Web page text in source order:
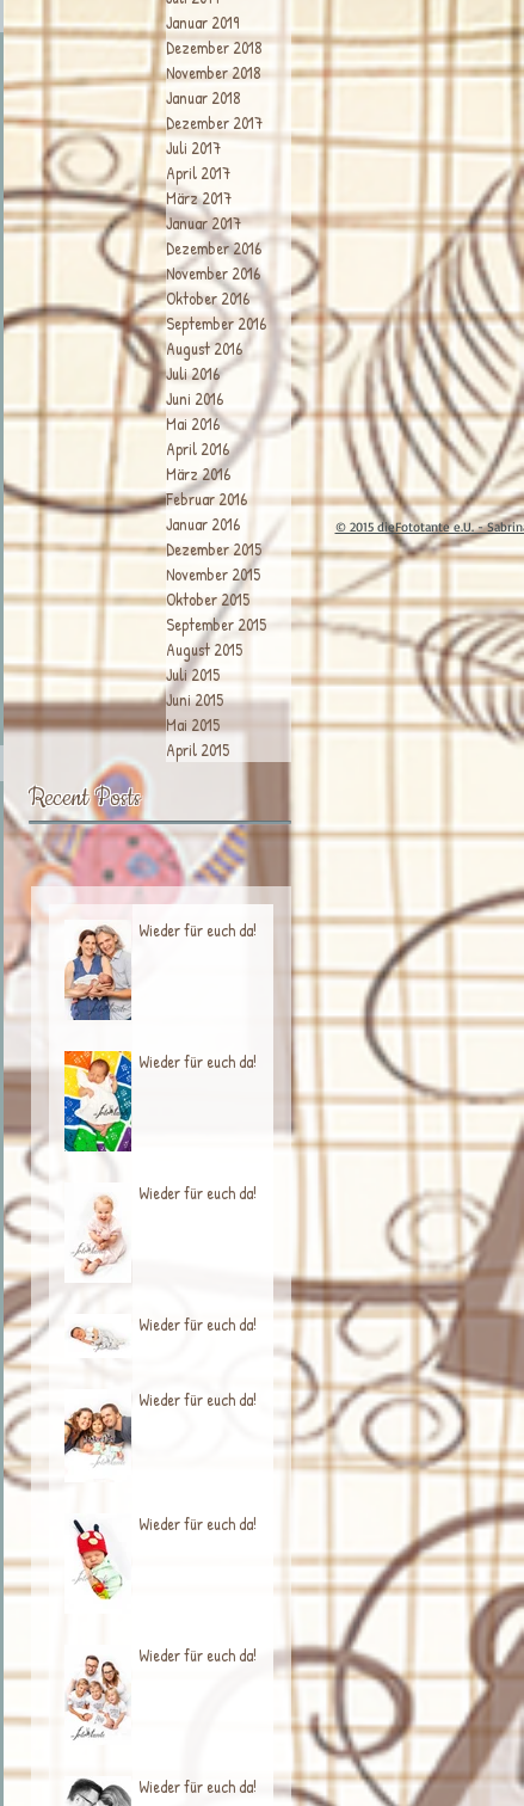
Januar 2019
Dezember 2018
November 2018
Januar 2018
Dezember 2017
Juli 2017
April 2017
März 2017
Januar 2017
Dezember 2016
November 2016
Oktober 2016
September 2016
August 2016
Juli 2016
Juni 2016
Mai 2016
April 2016
März 2016
Februar 2016
Januar 2016
Dezember 2015
November 2015
Oktober 2015
September 2015
August 2015
Juli 2015
Juni 2015
Mai 2015
April 2015
Recent Posts
Wieder für euch da!
Wieder für euch da!
Wieder für euch da!
Wieder für euch da!
Wieder für euch da!
Wieder für euch da!
Wieder für euch da!
Wieder für euch da!
© 2015 dieFototante e.U. -